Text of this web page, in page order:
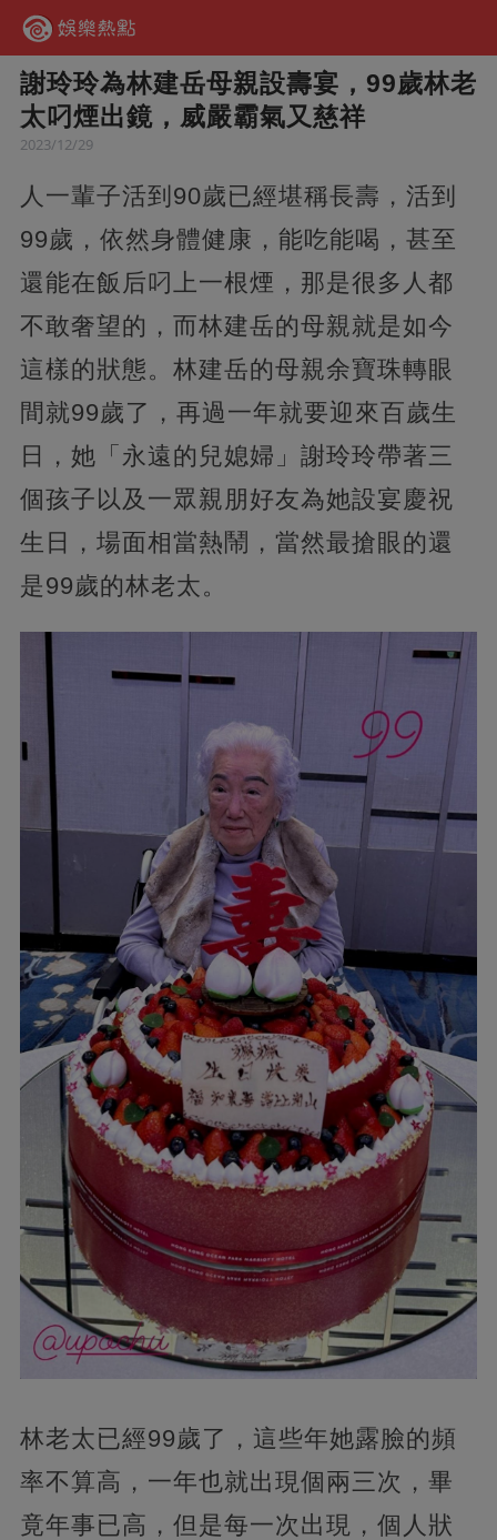
謝玲玲為林建岳母親設壽宴，99歲林老
太叼煙出鏡，威嚴霸氣又慈祥
2023/12/29
人一輩子活到90歲已經堪稱長壽，活到
99歲，依然身體健康，能吃能喝，甚至
還能在飯后叼上一根煙，那是很多人都
不敢奢望的，而林建岳的母親就是如今
這樣的狀態。 林建岳的母親余寶珠轉眼
間就99歲了，再過一年就要迎來百歲生
日，她「永遠的兒媳婦」謝玲玲帶著三
個孩子以及一眾親朋好友為她設宴慶祝
生日，場面相當熱鬧，當然最搶眼的還
是99歲的林老太。
林老太已經99歲了，這些年她露臉的頻
率不算高，一年也就出現個兩三次，畢
竟年事已高，但是每一次出現，個人狀